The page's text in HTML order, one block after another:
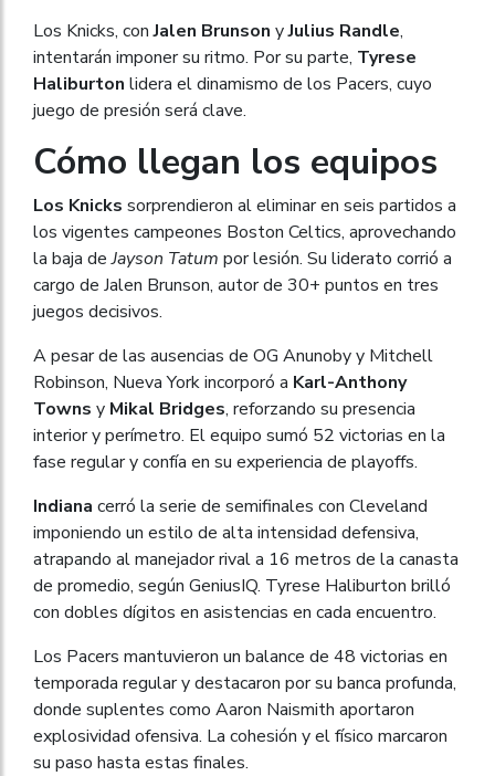
Los Knicks, conJalen Brunson yJulius Randle,
intentarán imponer su ritmo. Por su parte, Tyrese
Haliburton lidera el dinamismo de los Pacers, cuyo
juego de presión será clave.
Cómo llegan los equipos
Los Knicks sorprendieron al eliminar en seis partidos a
los vigentes campeones Boston Celtics, aprovechando
la baja deJayson Tatum por lesión. Su liderato corrió a
cargo de Jalen Brunson, autor de 30+ puntos en tres
juegos decisivos.
A pesar de las ausencias de OG Anunoby y Mitchell
Robinson, Nueva York incorporó a Karl-Anthony
Towns y Mikal Bridges, reforzando su presencia
interior y perímetro. El equipo sumó 52 victorias en la
fase regular y confía en su experiencia de playoffs.
Indiana cerró la serie de semifinales con Cleveland
imponiendo un estilo de alta intensidad defensiva,
atrapando al manejador rival a 16 metros de la canasta
de promedio, según GeniusIQ. Tyrese Haliburton brilló
con dobles dígitos en asistencias en cada encuentro.
Los Pacers mantuvieron un balance de 48 victorias en
temporada regular y destacaron por su banca profunda,
donde suplentes como Aaron Naismith aportaron
explosividad ofensiva. La cohesión y el físico marcaron
su paso hasta estas finales.